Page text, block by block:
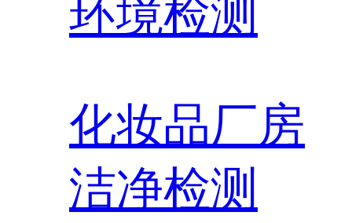
环境检测
化妆品厂房
洁净检测